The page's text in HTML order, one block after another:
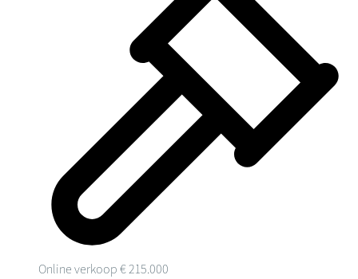
Online verkoop € 215.000